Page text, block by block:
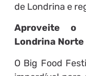
de Londrina e
Aproveite o
Londrina Norte
O Big Food